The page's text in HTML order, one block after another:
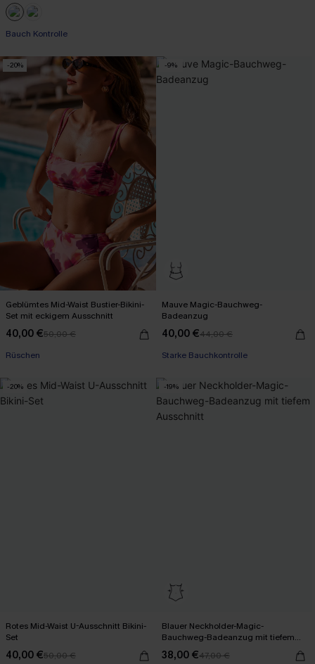
Bauch Kontrolle
-20%
Geblümtes Mid-Waist Bustier-Bikini-
Set mit eckigem Ausschnitt
40,00 €50,00 €
Rüschen
-9%
Mauve Magic-Bauchweg-
Badeanzug
40,00 €44,00 €
Starke Bauchkontrolle
-20%
Rotes Mid-Waist U-Ausschnitt Bikini-
Set
40,00 €50,00 €
-19%
Blauer Neckholder-Magic-
Bauchweg-Badeanzug mit tiefem
Ausschnitt
38,00 €47,00 €